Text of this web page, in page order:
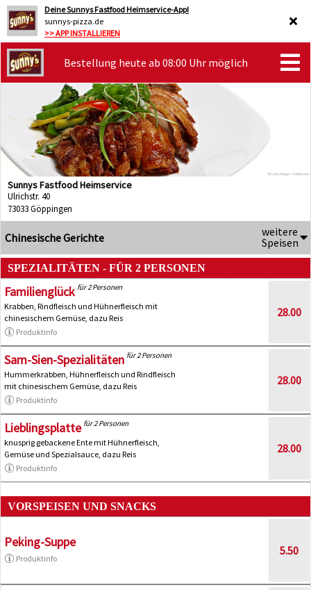
Deine Sunnys Fastfood Heimservice-App!
sunnys-pizza.de
>> APP INSTALLIEREN
Bestellung heute ab 08:00 Uhr möglich
Sunnys Fastfood Heimservice
Ulrichstr. 40
73033 Göppingen
Chinesische Gerichte
weitere
Speisen
SPEZIALITÄTEN - FÜR 2 PERSONEN
Familienglück für 2 Personen
Krabben, Rindfleisch und Hühnerfleisch mit
chinesischem Gemüse, dazu Reis
Produktinfo
28.00
Sam-Sien-Spezialitäten für 2 Personen
Hummerkrabben, Hühnerfleisch und Rindfleisch
mit chinesischem Gemüse, dazu Reis
Produktinfo
28.00
Lieblingsplatte für 2 Personen
knusprig gebackene Ente mit Hühnerfleisch,
Gemüse und Spezialsauce, dazu Reis
Produktinfo
28.00
VORSPEISEN UND SNACKS
Peking-Suppe
Produktinfo
5.50